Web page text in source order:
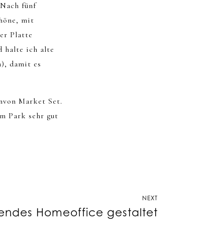
fünf
mit
Platte
halte ich alte
damit es
Market Set.
Park sehr gut
NEXT
Homeoffice gestaltet